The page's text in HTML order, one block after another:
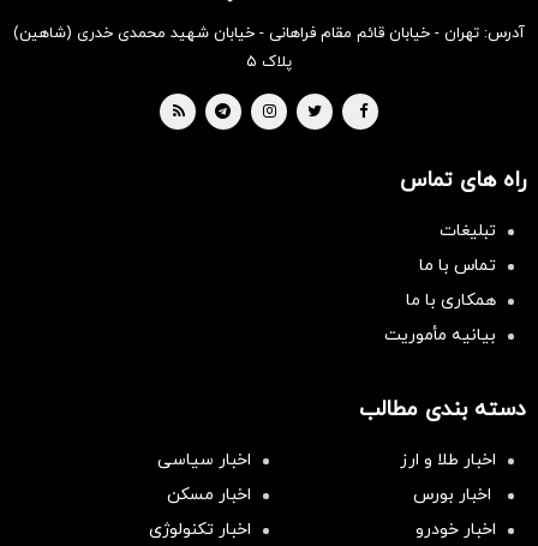
آدرس: تهران - خیابان قائم مقام فراهانی - خیابان شهید محمدی خدری (شاهین)
پلاک ۵
راه های تماس
تبلیغات
تماس با ما
همکاری با ما
بیانیه مأموریت
دسته بندی مطالب
اخبار طلا و ارز
اخبار سیاسی
اخبار بورس
اخبار مسکن
اخبار خودرو
اخبار تکنولوژی